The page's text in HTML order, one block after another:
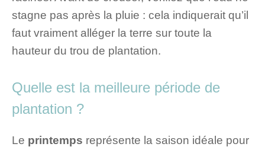
stagne pas après la pluie : cela indiquerait qu’il
faut vraiment alléger la terre sur toute la
hauteur du trou de plantation.
Quelle est la meilleure période de
plantation ?
Le printemps représente la saison idéale pour